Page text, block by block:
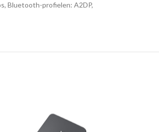
Bluetooth-profielen: A2DP,